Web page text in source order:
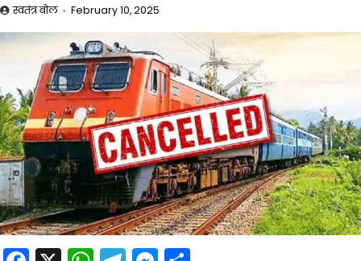
स्वतंत्र बोल February 10, 2025